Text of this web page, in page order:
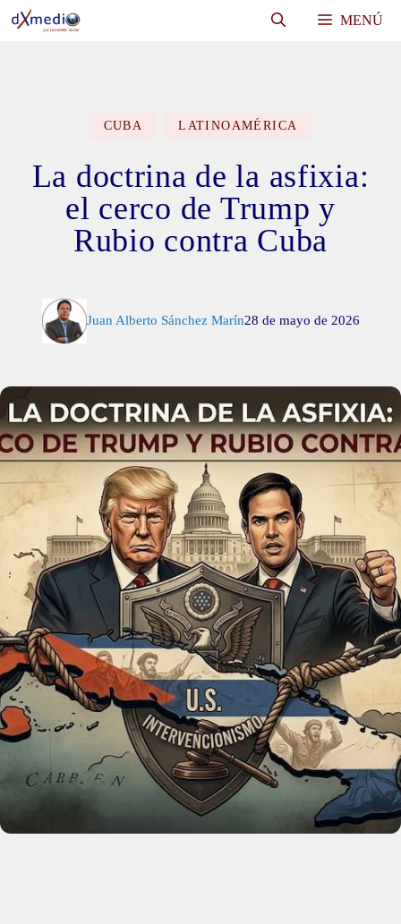
Saltar
MENÚ
CUBA LATINOAMÉRICA
La doctrina de la asfixia:
el cerco de Trump y
Rubio contra Cuba
Juan Alberto Sánchez Marín28 de mayo de 2026